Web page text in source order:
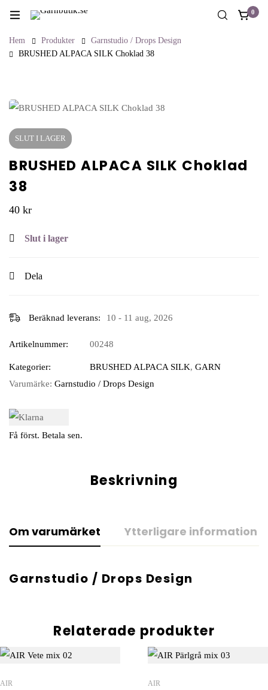
0
Hem Produkter
Garnstudio / Drops Design
BRUSHED ALPACA SILK Choklad 38
SLUT I LAGER
BRUSHED ALPACA SILK Choklad
38
40 kr
Slut i lager
Dela
Beräknad leverans: 10 - 11 aug, 2026
Artikelnummer: 00248
Kategorier: BRUSHED ALPACA SILK, GARN
Varumärke: Garnstudio / Drops Design
Få först. Betala sen.
Beskrivning
Om varumärket Ytterligare information
Garnstudio / Drops Design
Relaterade produkter
AIR AIR